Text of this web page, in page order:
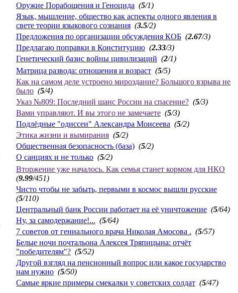
Оружие Порабощения и Геноцида (5/1)
Язык, мышление, общество как аспекты одного явления в
свете теории языкового сознания (3.5/2)
Предложения по организации обсуждения КОБ (2.67/3)
Предлагаю поправки в Конституцию (2.33/3)
Генетический базис войны цивилизаций (2/1)
Матрица развода: отношения и возраст (5/5)
Как на самом деле устроено мироздание? Большого взрыва не
было (5/4)
Указ №809: Последний шанс России на спасение? (5/3)
Вами управляют. И вы этого не замечаете (5/3)
Подлёдные "одиссеи" Александра Моисеева (5/2)
Этика жизни и вымирания (5/2)
Общественная безопасность (база) (5/2)
О санциях и не только (5/2)
Вторжение уже началось. Как семья станет кормом для НКО
(9.99/451)
Чисто чтобы не забыть, первыми в космос вышли русские
(5/110)
Центральный банк России работает на её уничтожение (5/64)
Ну, за самодержание!... (5/64)
7 советов от гениального врача Николая Амосова . (5/57)
Белые ночи почтальона Алексея Тряпицына: отчёт
"победителям"? (5/52)
Другой взгляд на пенсионный вопрос или какое государство
нам нужно (5/50)
Самые яркие примеры смекалки у советских солдат (5/47)